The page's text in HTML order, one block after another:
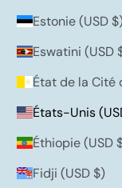
Estonie (USD
Eswatini (USD
État de la Cité
États-Unis
Éthiopie (USD
Fidji (USD $)